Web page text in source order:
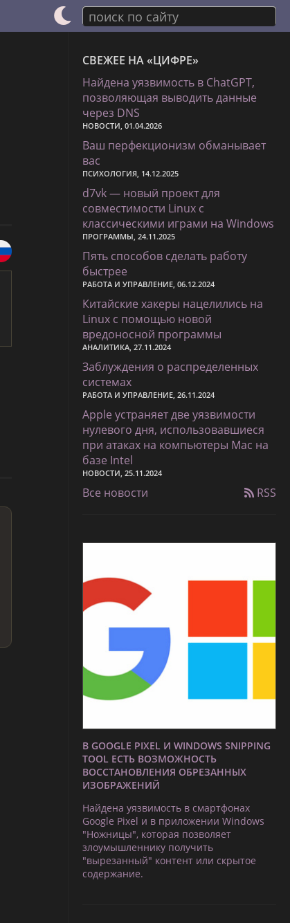
поиск по сайту
СВЕЖЕЕ НА «ЦИФРЕ»
Найдена уязвимость в ChatGPT,
позволяющая выводить данные
через DNS
НОВОСТИ, 01.04.2026
Ваш перфекционизм обманывает
вас
ПСИХОЛОГИЯ, 14.12.2025
d7vk — новый проект для
совместимости Linux с
классическими играми на Windows
ПРОГРАММЫ, 24.11.2025
Пять способов сделать работу
быстрее
РАБОТА И УПРАВЛЕНИЕ, 06.12.2024
Китайские хакеры нацелились на
Linux с помощью новой
вредоносной программы
АНАЛИТИКА, 27.11.2024
Заблуждения о распределенных
системах
РАБОТА И УПРАВЛЕНИЕ, 26.11.2024
Apple устраняет две уязвимости
нулевого дня, использовавшиеся
при атаках на компьютеры Mac на
базе Intel
НОВОСТИ, 25.11.2024
Все новости RSS
В GOOGLE PIXEL И WINDOWS SNIPPING
TOOL ЕСТЬ ВОЗМОЖНОСТЬ
ВОССТАНОВЛЕНИЯ ОБРЕЗАННЫХ
ИЗОБРАЖЕНИЙ
Найдена уязвимость в смартфонах
Google Pixel и в приложении Windows
"Ножницы", которая позволяет
злоумышленнику получить
"вырезанный" контент или скрытое
содержание.